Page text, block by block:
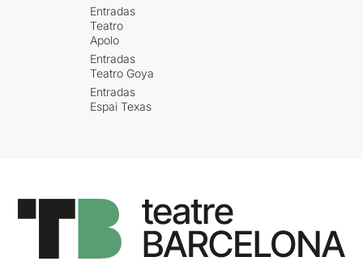
Entradas
Teatro
Apolo
Entradas
Teatro Goya
Entradas
Espai Texas